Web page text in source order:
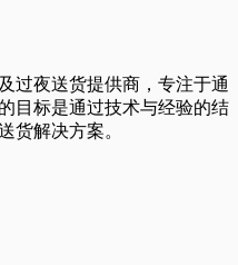
过夜送货提供商，专注于通
目标是通过技术与经验的结
货解决方案。